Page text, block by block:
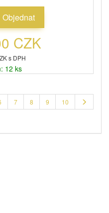
Objednat
CZK
s DPH
12 ks
7 8 9 10